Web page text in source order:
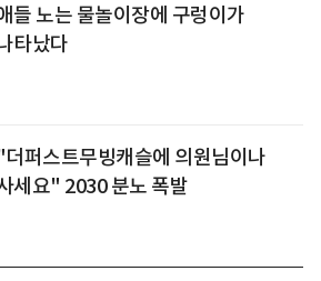
들 노는 물놀이장에 구렁이가
타났다
더퍼스트무빙캐슬에 의원님이나
세요" 2030 분노 폭발